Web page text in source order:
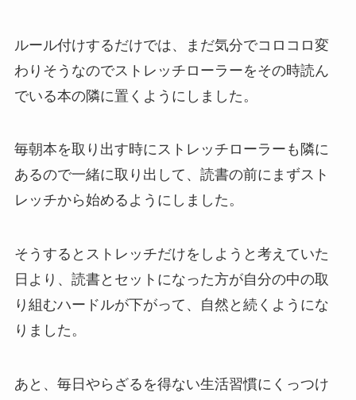
ルール付けするだけでは、まだ気分でコロコロ変
わりそうなのでストレッチローラーをその時読ん
でいる本の隣に置くようにしました。
毎朝本を取り出す時にストレッチローラーも隣に
あるので一緒に取り出して、読書の前にまずスト
レッチから始めるようにしました。
そうするとストレッチだけをしようと考えていた
日より、読書とセットになった方が自分の中の取
り組むハードルが下がって、自然と続くようにな
りました。
あと、毎日やらざるを得ない生活習慣にくっつけ